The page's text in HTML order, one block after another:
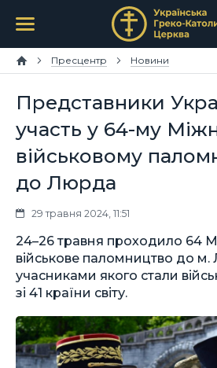
Пресцентр Новини
Представники
участь у 64-му
військовому
до Люрда
29 травня 2024, 11:51
24–26 травня проходило 64
військове паломництво до
учасниками якого стали
зі 41 країни світу.